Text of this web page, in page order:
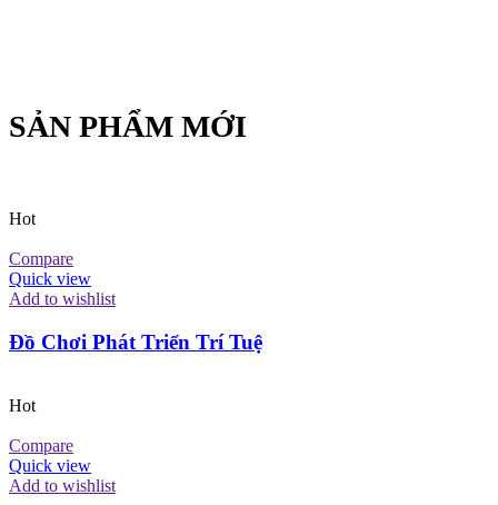
SẢN PHẨM MỚI
Hot
Compare
Quick view
Add to wishlist
Đồ Chơi Phát Triển Trí Tuệ
Hot
Compare
Quick view
Add to wishlist